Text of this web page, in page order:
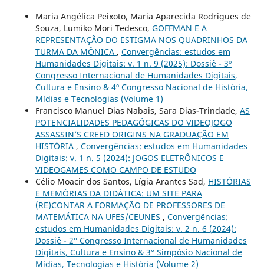
Maria Angélica Peixoto, Maria Aparecida Rodrigues de
Souza, Lumiko Mori Tedesco, GOFFMAN E A
REPRESENTAÇÃO DO ESTIGMA NOS QUADRINHOS DA
TURMA DA MÔNICA , Convergências: estudos em
Humanidades Digitais: v. 1 n. 9 (2025): Dossiê - 3º
Congresso Internacional de Humanidades Digitais,
Cultura e Ensino & 4º Congresso Nacional de História,
Mídias e Tecnologias (Volume 1)
Francisco Manuel Dias Nabais, Sara Dias-Trindade, AS
POTENCIALIDADES PEDAGÓGICAS DO VIDEOJOGO
ASSASSIN’S CREED ORIGINS NA GRADUAÇÃO EM
HISTÓRIA , Convergências: estudos em Humanidades
Digitais: v. 1 n. 5 (2024): JOGOS ELETRÔNICOS E
VIDEOGAMES COMO CAMPO DE ESTUDO
Célio Moacir dos Santos, Lígia Arantes Sad, HISTÓRIAS
E MEMÓRIAS DA DIDÁTICA: UM SITE PARA
(RE)CONTAR A FORMAÇÃO DE PROFESSORES DE
MATEMÁTICA NA UFES/CEUNES , Convergências:
estudos em Humanidades Digitais: v. 2 n. 6 (2024):
Dossiê - 2° Congresso Internacional de Humanidades
Digitais, Cultura e Ensino & 3° Simpósio Nacional de
Mídias, Tecnologias e História (Volume 2)